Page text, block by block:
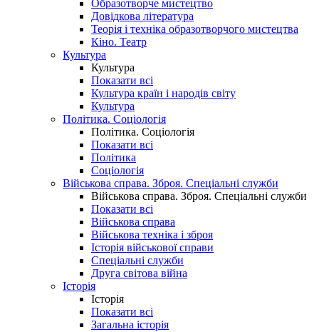
Образотворче мистецтво
Довідкова література
Теорія і техніка образотворчого мистецтва
Кіно. Театр
Культура
Культура
Показати всі
Культура країн і народів світу
Культура
Політика. Соціологія
Політика. Соціологія
Показати всі
Політика
Соціологія
Військова справа. Зброя. Спеціальні служби
Військова справа. Зброя. Спеціальні служби
Показати всі
Військова справа
Військова техніка і зброя
Історія військової справи
Спеціальні служби
Друга світова війна
Історія
Історія
Показати всі
Загальна історія